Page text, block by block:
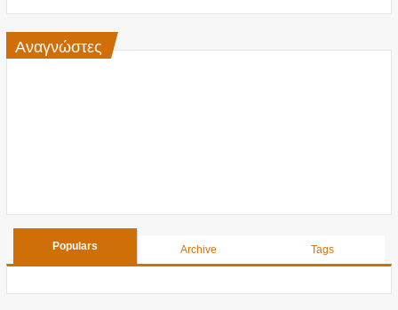
Αναγνώστες
Populars Archive Tags